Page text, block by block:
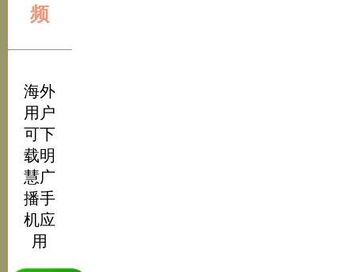
频
海外
用户
可下
载明
慧广
播手
机应
用